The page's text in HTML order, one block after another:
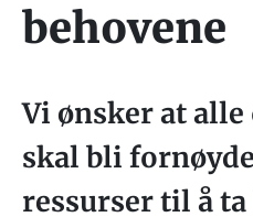
behovene
Vi ønsker at
skal bli
ressurser til å